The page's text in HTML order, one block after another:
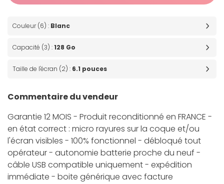
Couleur (6) : Blanc
Capacité (3) :128 Go
Taille de l'écran (2) : 6.1 pouces
Commentaire du vendeur
Garantie 12 MOIS - Produit reconditionné en FRANCE -
en état correct : micro rayures sur la coque et/ou
l'écran visibles - 100% fonctionnel - débloqué tout
opérateur - autonomie batterie proche du neuf -
câble USB compatible uniquement - expédition
immédiate - boite générique avec facture